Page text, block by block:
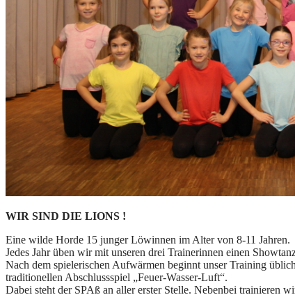
WIR SIND DIE LIONS !
Eine wilde Horde 15 junger Löwinnen im Alter von 8-11 Jahren.
Jedes Jahr üben wir mit unseren drei Trainerinnen einen
Nach dem spielerischen Aufwärmen beginnt unser Training
traditionellen Abschlussspiel „Feuer-Wasser-Luft“.
Dabei steht der SPAß an aller erster Stelle. Nebenbei trainieren